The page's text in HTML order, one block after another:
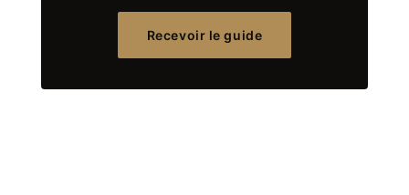
Recevoir le guide